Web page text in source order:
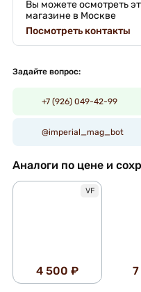
Вы можете осмотреть
магазине в Москве
Посмотреть контакты
Задайте вопрос:
+7 (926) 049-42-99
@imperial_mag_bot
Аналоги по цене и
VF
4 500 ₽